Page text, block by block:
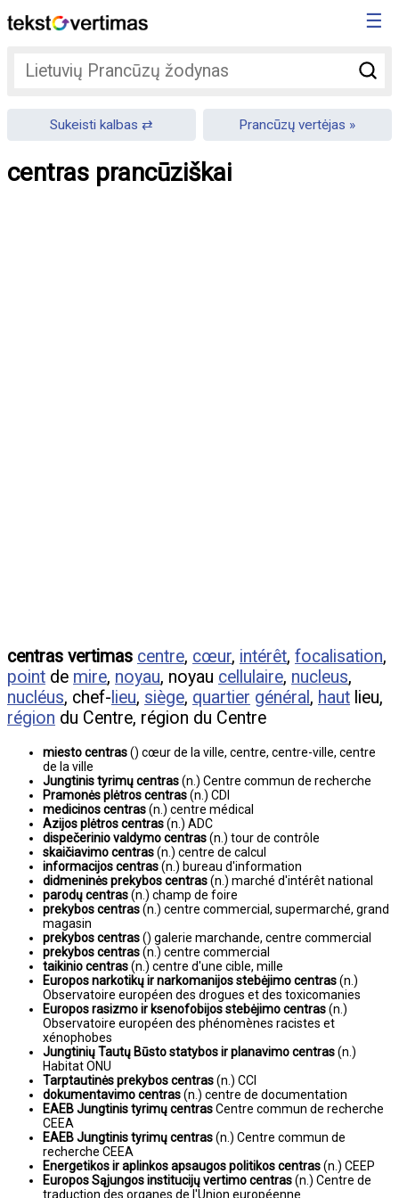
☰
Sukeisti kalbas Prancūzų vertėjas
centras prancūziškai
centras vertimas centre, cœur, intérêt, focalisation,
point de mire, noyau, noyau cellulaire, nucleus,
nucléus, chef- lieu, siège, quartier général , haut lieu,
région du Centre, région du Centre
miesto centras() cœur de la ville, centre, centre-ville, centre
de la ville
Jungtinis tyrimų centras(n.) Centre commun de recherche
Pramonės plėtros centras(n.) CDI
medicinos centras(n.) centre médical
Azijos plėtros centras(n.) ADC
dispečerinio valdymo centras(n.) tour de contrôle
skaičiavimo centras(n.) centre de calcul
informacijos centras(n.) bureau d'information
didmeninės prekybos centras(n.) marché d'intérêt national
parodų centras(n.) champ de foire
prekybos centras(n.) centre commercial, supermarché, grand
magasin
prekybos centras() galerie marchande, centre commercial
prekybos centras(n.) centre commercial
taikinio centras(n.) centre d'une cible, mille
Europos narkotikų ir narkomanijos stebėjimo centras(n.)
Observatoire européen des drogues et des toxicomanies
Europos rasizmo ir ksenofobijos stebėjimo centras(n.)
Observatoire européen des phénomènes racistes et
xénophobes
Jungtinių Tautų Būsto statybos ir planavimo centras(n.)
Habitat ONU
Tarptautinės prekybos centras(n.) CCI
dokumentavimo centras(n.) centre de documentation
EAEB Jungtinis tyrimų centrasCentre commun de recherche
CEEA
EAEB Jungtinis tyrimų centras(n.) Centre commun de
recherche CEEA
Energetikos ir aplinkos apsaugos politikos centras(n.) CEEP
Europos Sąjungos institucijų vertimo centras(n.) Centre de
traduction des organes de l'Union européenne